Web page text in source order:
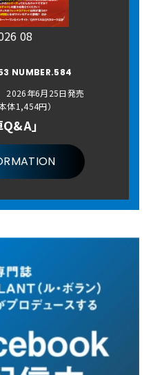
08
NUMBER.584
2026年6月25日発売
体1,454円）
」